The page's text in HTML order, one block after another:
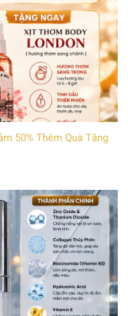
50% Thêm Quà Tặng